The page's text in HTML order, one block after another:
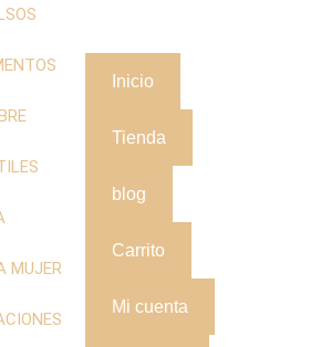
MUJER
Inicio
Tienda
blog
Carrito
Mi cuenta